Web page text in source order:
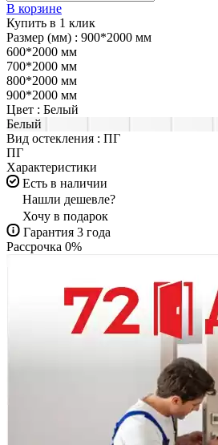
В корзине
Купить в 1 клик
Размер (мм) : 900*2000 мм
600*2000 мм
700*2000 мм
800*2000 мм
900*2000 мм
Цвет : Белый
Белый
Вид остекления : ПГ
ПГ
Характеристики
Есть в наличии
Нашли дешевле?
Хочу в подарок
Гарантия 3 года
Рассрочка 0%